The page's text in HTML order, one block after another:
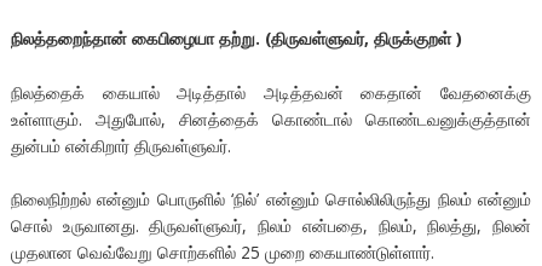
நிலத்தறைந்தான் கைபிழையா தற்று. (திருவள்ளுவர், திருக்குறள் )
நிலத்தைக் கையால் அடித்தால் அடித்தவன் கைதான் வேதனைக்கு
உள்ளாகும். அதுபோல், சினத்தைக் கொண்டால் கொண்டவனுக்குத்தான்
துன்பம் என்கிறார் திருவள்ளுவர்.
நிலைநிற்றல் என்னும் பொருளில் ‘நில்’ என்னும் சொல்லிலிருந்து நிலம் என்னும்
சொல் உருவானது. திருவள்ளுவர், நிலம் என்பதை, நிலம், நிலத்து, நிலன்
முதலான வெவ்வேறு சொற்களில் 25 முறை கையாண்டுள்ளார்.